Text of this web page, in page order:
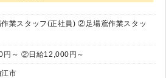
業スタッフ(正社員) ②足場鳶作業スタッ
～ ②日給12,000円～
市